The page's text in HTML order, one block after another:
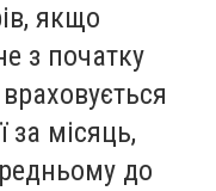
якщо
з початку
за місяць,
до